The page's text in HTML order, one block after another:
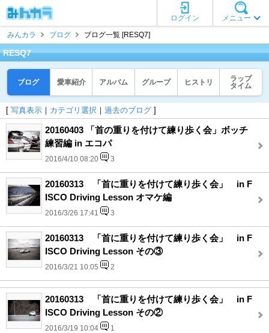
メニュー
ログイン
みんカラ
ブログ ブログ一覧 [RESQ7]
RESQ7
ブログ 愛車紹介 アルバム グループ ヒストリ
ラップ
タイム
[ 写真表示 ｜ カテゴリ選択 ｜ 過去のブログ ]
20160403 「首の重りを付けて練り歩く会」ボッチ
練習編 in エコパ
2016/4/10 08:20 3
20160313 「首に重りを付けて練り歩く会」 in F
ISCO Driving Lesson オマケ編
2016/3/26 17:41 3
20160313 「首に重りを付けて練り歩く会」 in F
ISCO Driving Lesson その③
2016/3/21 10:05 2
20160313 「首に重りを付けて練り歩く会」 in F
ISCO Driving Lesson その②
2016/3/19 10:04 1